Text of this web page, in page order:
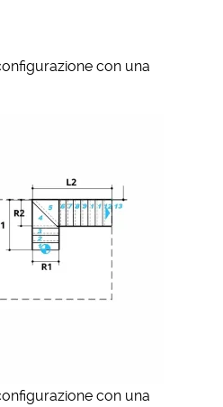
con una
con una